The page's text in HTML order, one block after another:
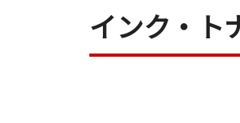
インク・ト